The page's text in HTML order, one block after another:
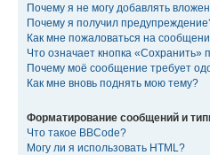
Почему я не могу добавлять
Почему я получил
Как мне пожаловаться на
Что означает кнопка
Почему моё сообщение требует
Как мне вновь поднять мою тему?
Форматирование сообщений и
Что такое BBCode?
Могу ли я использовать HTML?